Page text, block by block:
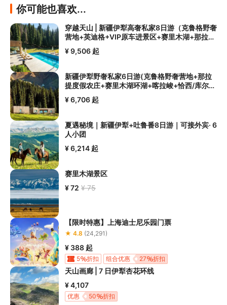
患者及严重恐高、体质较弱的游客参加本产品内包含的项目，
给旅行社造成损失的，还需对旅行社进行全额赔偿；
4.因本产品内可能包含多个旅游项目，请您在预订本产品之前与客
服工作人员沟通了解本产品内各项目的准入年龄、准入身高及准入
体重等准入要求
承担；
5.请您在 参与项目期间全程穿戴好安全护具，避免发生意外事件；
6.若您在项目进行过程中感到任何不适，请及时与工作人员进行沟
通，工作人员将会及时为您提供必要支持。
你可能也喜欢...
穿越天山 | 新疆伊犁高奢私家8日游（克鲁格野奢
营地+英迪格+VIP原车进景区+赛里木湖+那拉
¥ 9,506 起
新疆伊犁野奢私家6日游(克鲁格野奢营地+那拉
提度假农庄+赛里木湖环湖+喀拉峻+恰西/库尔德
宁+独库公路+夏塔+果子沟大桥）
¥ 6,706 起
夏遇秘境｜新疆伊犁+吐鲁番8日游｜可接外宾· 6
人小团
¥ 6,214 起
赛里木湖景区
¥ 72 ¥ 75
【限时特惠】上海迪士尼乐园门票
★ 4.8 (24,291)
¥ 388 起
5 折扣 27 折扣
组合优惠
天山画廊 | 7 日伊犁杏花环线
¥ 4,107
50 折扣
优惠